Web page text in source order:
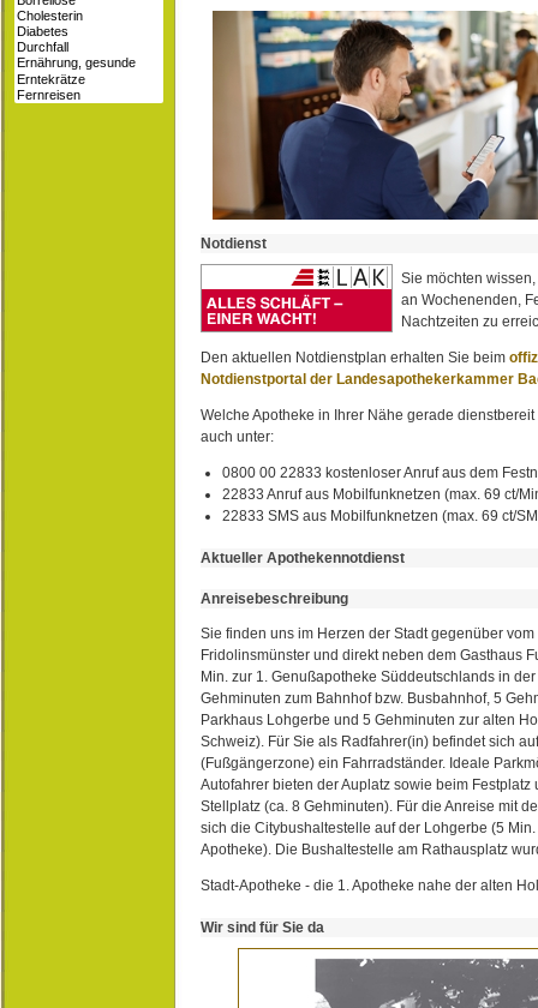
Notdienst
Sie möchten
an Wochenenden,
Nachtzeiten zu
Den aktuellen Notdienstplan erhalten Sie beim
Notdienstportal der Landesapothekerkammer
Welche Apotheke in Ihrer Nähe gerade
auch unter:
0800 00 22833 kostenloser Anruf aus dem
22833 Anruf aus Mobilfunknetzen (max. 69 ct/
22833 SMS aus Mobilfunknetzen (max. 69 ct/
Aktueller Apothekennotdienst
Anreisebeschreibung
Sie finden uns im Herzen der Stadt gegenüber
Fridolinsmünster und direkt neben dem Gasthaus
Min. zur 1. Genußapotheke Süddeutschlands in
Gehminuten zum Bahnhof bzw. Busbahnhof, 5
Parkhaus Lohgerbe und 5 Gehminuten zur alten
Schweiz). Für Sie als Radfahrer(in) befindet sich
(Fußgängerzone) ein Fahrradständer. Ideale
Autofahrer bieten der Auplatz sowie beim Festplatz
Stellplatz (ca. 8 Gehminuten). Für die Anreise mit
sich die Citybushaltestelle auf der Lohgerbe (5
Apotheke). Die Bushaltestelle am Rathausplatz
Stadt-Apotheke - die 1. Apotheke nahe der alten
Wir sind für Sie da